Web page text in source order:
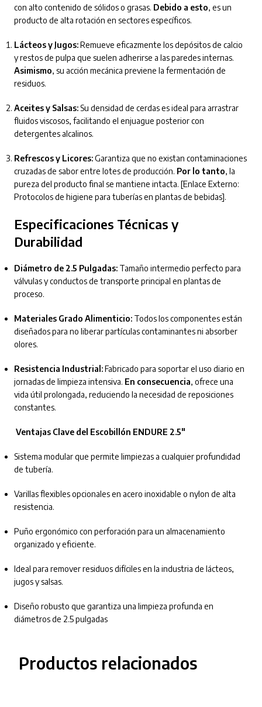
con alto contenido de sólidos o grasas. Debido a esto, es un
producto de alta rotación en sectores específicos.
Lácteos y Jugos:Remueve eficazmente los depósitos de calcio
y restos de pulpa que suelen adherirse a las paredes internas.
Asimismo, su acción mecánica previene la fermentación de
residuos.
Aceites y Salsas:Su densidad de cerdas es ideal para arrastrar
fluidos viscosos, facilitando el enjuague posterior con
detergentes alcalinos.
Refrescos y Licores:Garantiza que no existan contaminaciones
cruzadas de sabor entre lotes de producción. Por lo tanto, la
pureza del producto final se mantiene intacta. [Enlace Externo:
Protocolos de higiene para tuberías en plantas de bebidas].
Especificaciones Técnicas y
Durabilidad
Diámetro de 2.5 Pulgadas:Tamaño intermedio perfecto para
válvulas y conductos de transporte principal en plantas de
proceso.
Materiales Grado Alimenticio:Todos los componentes están
diseñados para no liberar partículas contaminantes ni absorber
olores.
Resistencia Industrial:Fabricado para soportar el uso diario en
jornadas de limpieza intensiva. En consecuencia, ofrece una
vida útil prolongada, reduciendo la necesidad de reposiciones
constantes.
Ventajas Clave del Escobillón ENDURE 2.5″
Sistema modular que permite limpiezas a cualquier profundidad
de tubería.
Varillas flexibles opcionales en acero inoxidable o nylon de alta
resistencia.
Puño ergonómico con perforación para un almacenamiento
organizado y eficiente.
Ideal para remover residuos difíciles en la industria de lácteos,
jugos y salsas.
Diseño robusto que garantiza una limpieza profunda en
diámetros de 2.5 pulgadas
Productos relacionados